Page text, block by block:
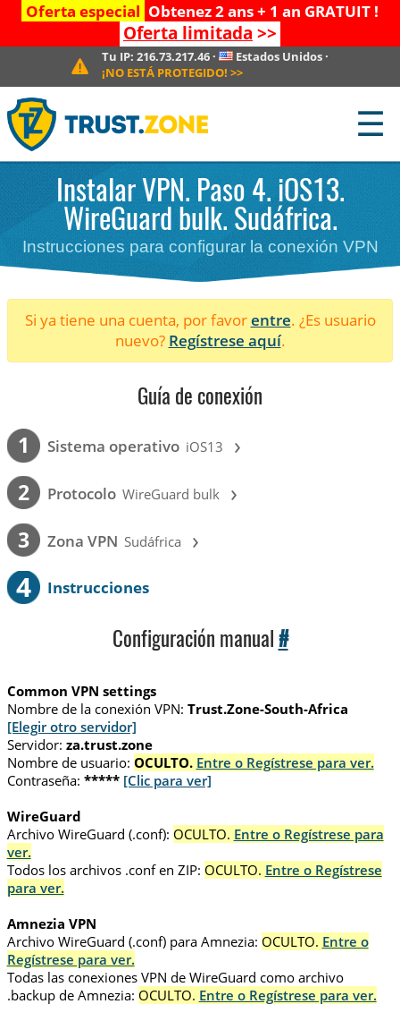
Oferta especial Obtenez 2 ans + 1 an GRATUIT !
Oferta limitada >>
Tu IP:216.73.217.46 · Estados Unidos·
¡NO ESTÁ PROTEGIDO! >>
☰
Instalar VPN. Paso 4. iOS13.
WireGuard bulk. Sudáfrica.
Instrucciones para configurar la conexión VPN
Si ya tiene una cuenta, por favorentre. ¿Es usuario
nuevo? Regístrese aquí.
Guía de conexión
1 Sistema operativo iOS13 ›
2 Protocolo WireGuard bulk ›
3 Zona VPN Sudáfrica ›
4 Instrucciones
Configuración manual #
Common VPN settings
Nombre de la conexión VPN: Trust.Zone-South-Africa
[Elegir otro servidor]
Servidor: za.trust.zone
Nombre de usuario: OCULTO. Entre o Regístrese para ver.
Contraseña: ***** [Clic para ver]
WireGuard
Archivo WireGuard (.conf): OCULTO. Entre o Regístrese para
ver.
Todos los archivos .conf en ZIP: OCULTO. Entre o Regístrese
para ver.
Amnezia VPN
Archivo WireGuard (.conf) para Amnezia: OCULTO. Entre o
Regístrese para ver.
Todas las conexiones VPN de WireGuard como archivo
.backup de Amnezia: OCULTO. Entre o Regístrese para ver.